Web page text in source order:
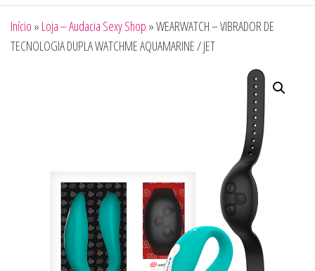
Início » Loja – Audacia Sexy Shop »WEARWATCH – VIBRADOR DE
TECNOLOGIA DUPLA WATCHME AQUAMARINE / JET